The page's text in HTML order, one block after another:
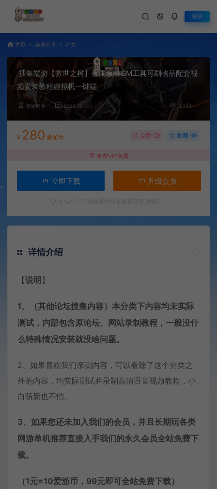
登录
首页 会员分享 正文
搜集端游【救世之树】夜雨版带GM工具可刷物品配套视
频安装教程虚拟机一键端
爱游网单 2023-06-11 5,344
¥ 280 爱游币 点赞 (2) 收藏 (8)
年费VIP免费
立即下载 升级会员
详情介绍
【说明 】
1、（其他论坛搜集内容）本分类下内容均未实际
测试，内部包含原论坛、网站录制教程，一般没什
么特殊情况安装就没啥问题。
2、如果喜欢我们亲测内容，可以看除了这个分类之
外的内容，均实际测试并录制高清语音视频教程，小
白萌新也不怕。
3、如果您还未加入我们的会员，并且长期玩各类
网游单机推荐直接入手我们的永久会员全站免费下
载。
（1元=10爱游币，99元即可全站免费下载）